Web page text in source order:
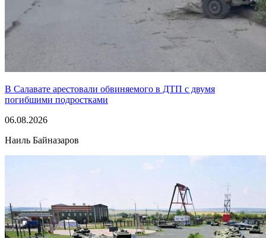
В Салавате арестовали обвиняемого в ДТП с двумя
погибшими подростками
06.08.2026
Наиль Байназаров